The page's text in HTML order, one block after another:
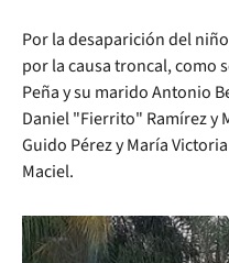
Por la desaparición del
por la causa troncal, como
Peña y su marido Antonio
Daniel "Fierrito" Ramírez y
Guido Pérez y María
Maciel.